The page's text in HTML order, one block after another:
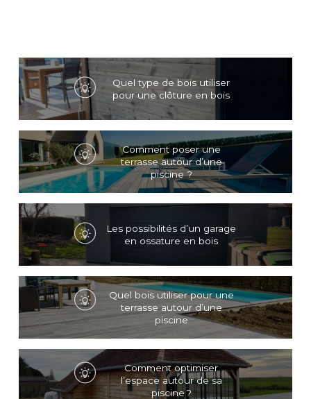
Quel type de bois utiliser
pour une clôture en bois
Comment poser une
terrasse autour d’une
piscine ?
Les possibilités d’un garage
en ossature en bois
Quel bois utiliser pour une
terrasse autour d’une
piscine
Comment optimiser
l’espace autour de sa
piscine ?